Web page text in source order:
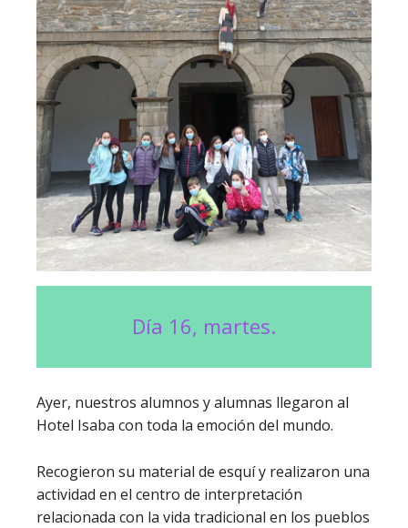
Día 16, martes.
Ayer, nuestros alumnos y alumnas llegaron al
Hotel Isaba con toda la emoción del mundo.
Recogieron su material de esquí y realizaron una
actividad en el centro de interpretación
relacionada con la vida tradicional en los pueblos